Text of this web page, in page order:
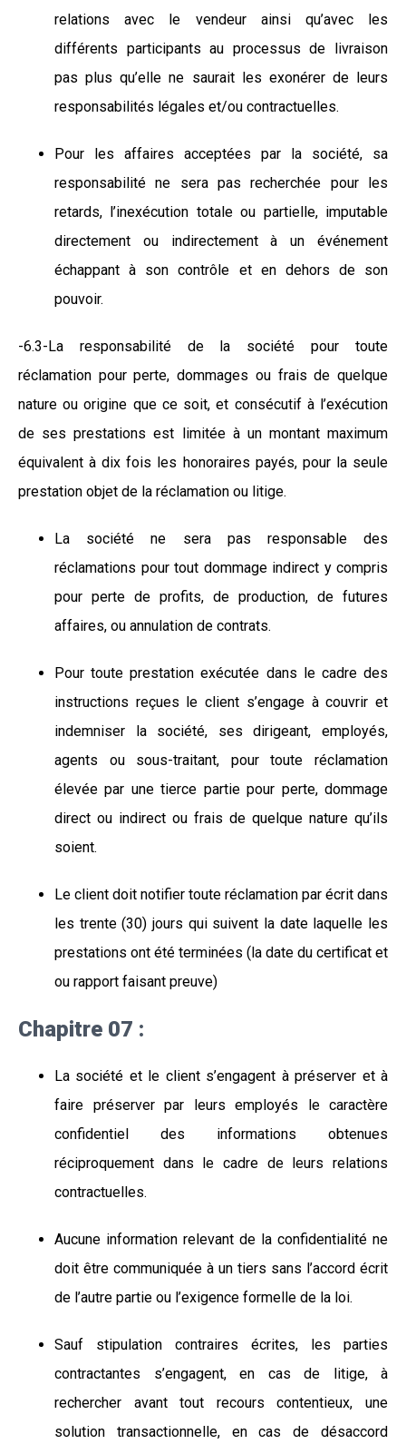
relations avec le vendeur ainsi qu’avec les
différents participants au processus de livraison
pas plus qu’elle ne saurait les exonérer de leurs
responsabilités légales et/ou contractuelles.
Pour les affaires acceptées par la société, sa
responsabilité ne sera pas recherchée pour les
retards, l’inexécution totale ou partielle, imputable
directement ou indirectement à un événement
échappant à son contrôle et en dehors de son
pouvoir.
-6.3-La responsabilité de la société pour toute
réclamation pour perte, dommages ou frais de quelque
nature ou origine que ce soit, et consécutif à l’exécution
de ses prestations est limitée à un montant maximum
équivalent à dix fois les honoraires payés, pour la seule
prestation objet de la réclamation ou litige.
La société ne sera pas responsable des
réclamations pour tout dommage indirect y compris
pour perte de profits, de production, de futures
affaires, ou annulation de contrats.
Pour toute prestation exécutée dans le cadre des
instructions reçues le client s’engage à couvrir et
indemniser la société, ses dirigeant, employés,
agents ou sous-traitant, pour toute réclamation
élevée par une tierce partie pour perte, dommage
direct ou indirect ou frais de quelque nature qu’ils
soient.
Le client doit notifier toute réclamation par écrit dans
les trente (30) jours qui suivent la date laquelle les
prestations ont été terminées (la date du certificat et
ou rapport faisant preuve)
Chapitre 07 :
La société et le client s’engagent à préserver et à
faire préserver par leurs employés le caractère
confidentiel des informations obtenues
réciproquement dans le cadre de leurs relations
contractuelles.
Aucune information relevant de la confidentialité ne
doit être communiquée à un tiers sans l’accord écrit
de l’autre partie ou l’exigence formelle de la loi.
Sauf stipulation contraires écrites, les parties
contractantes s’engagent, en cas de litige, à
rechercher avant tout recours contentieux, une
solution transactionnelle, en cas de désaccord